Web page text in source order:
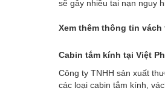
sẽ gây nhiều tai nạn nguy
Xem thêm thông tin vách
Cabin tắm kính tại Việt
Công ty TNHH sản xuất
các loại cabin tắm kính,